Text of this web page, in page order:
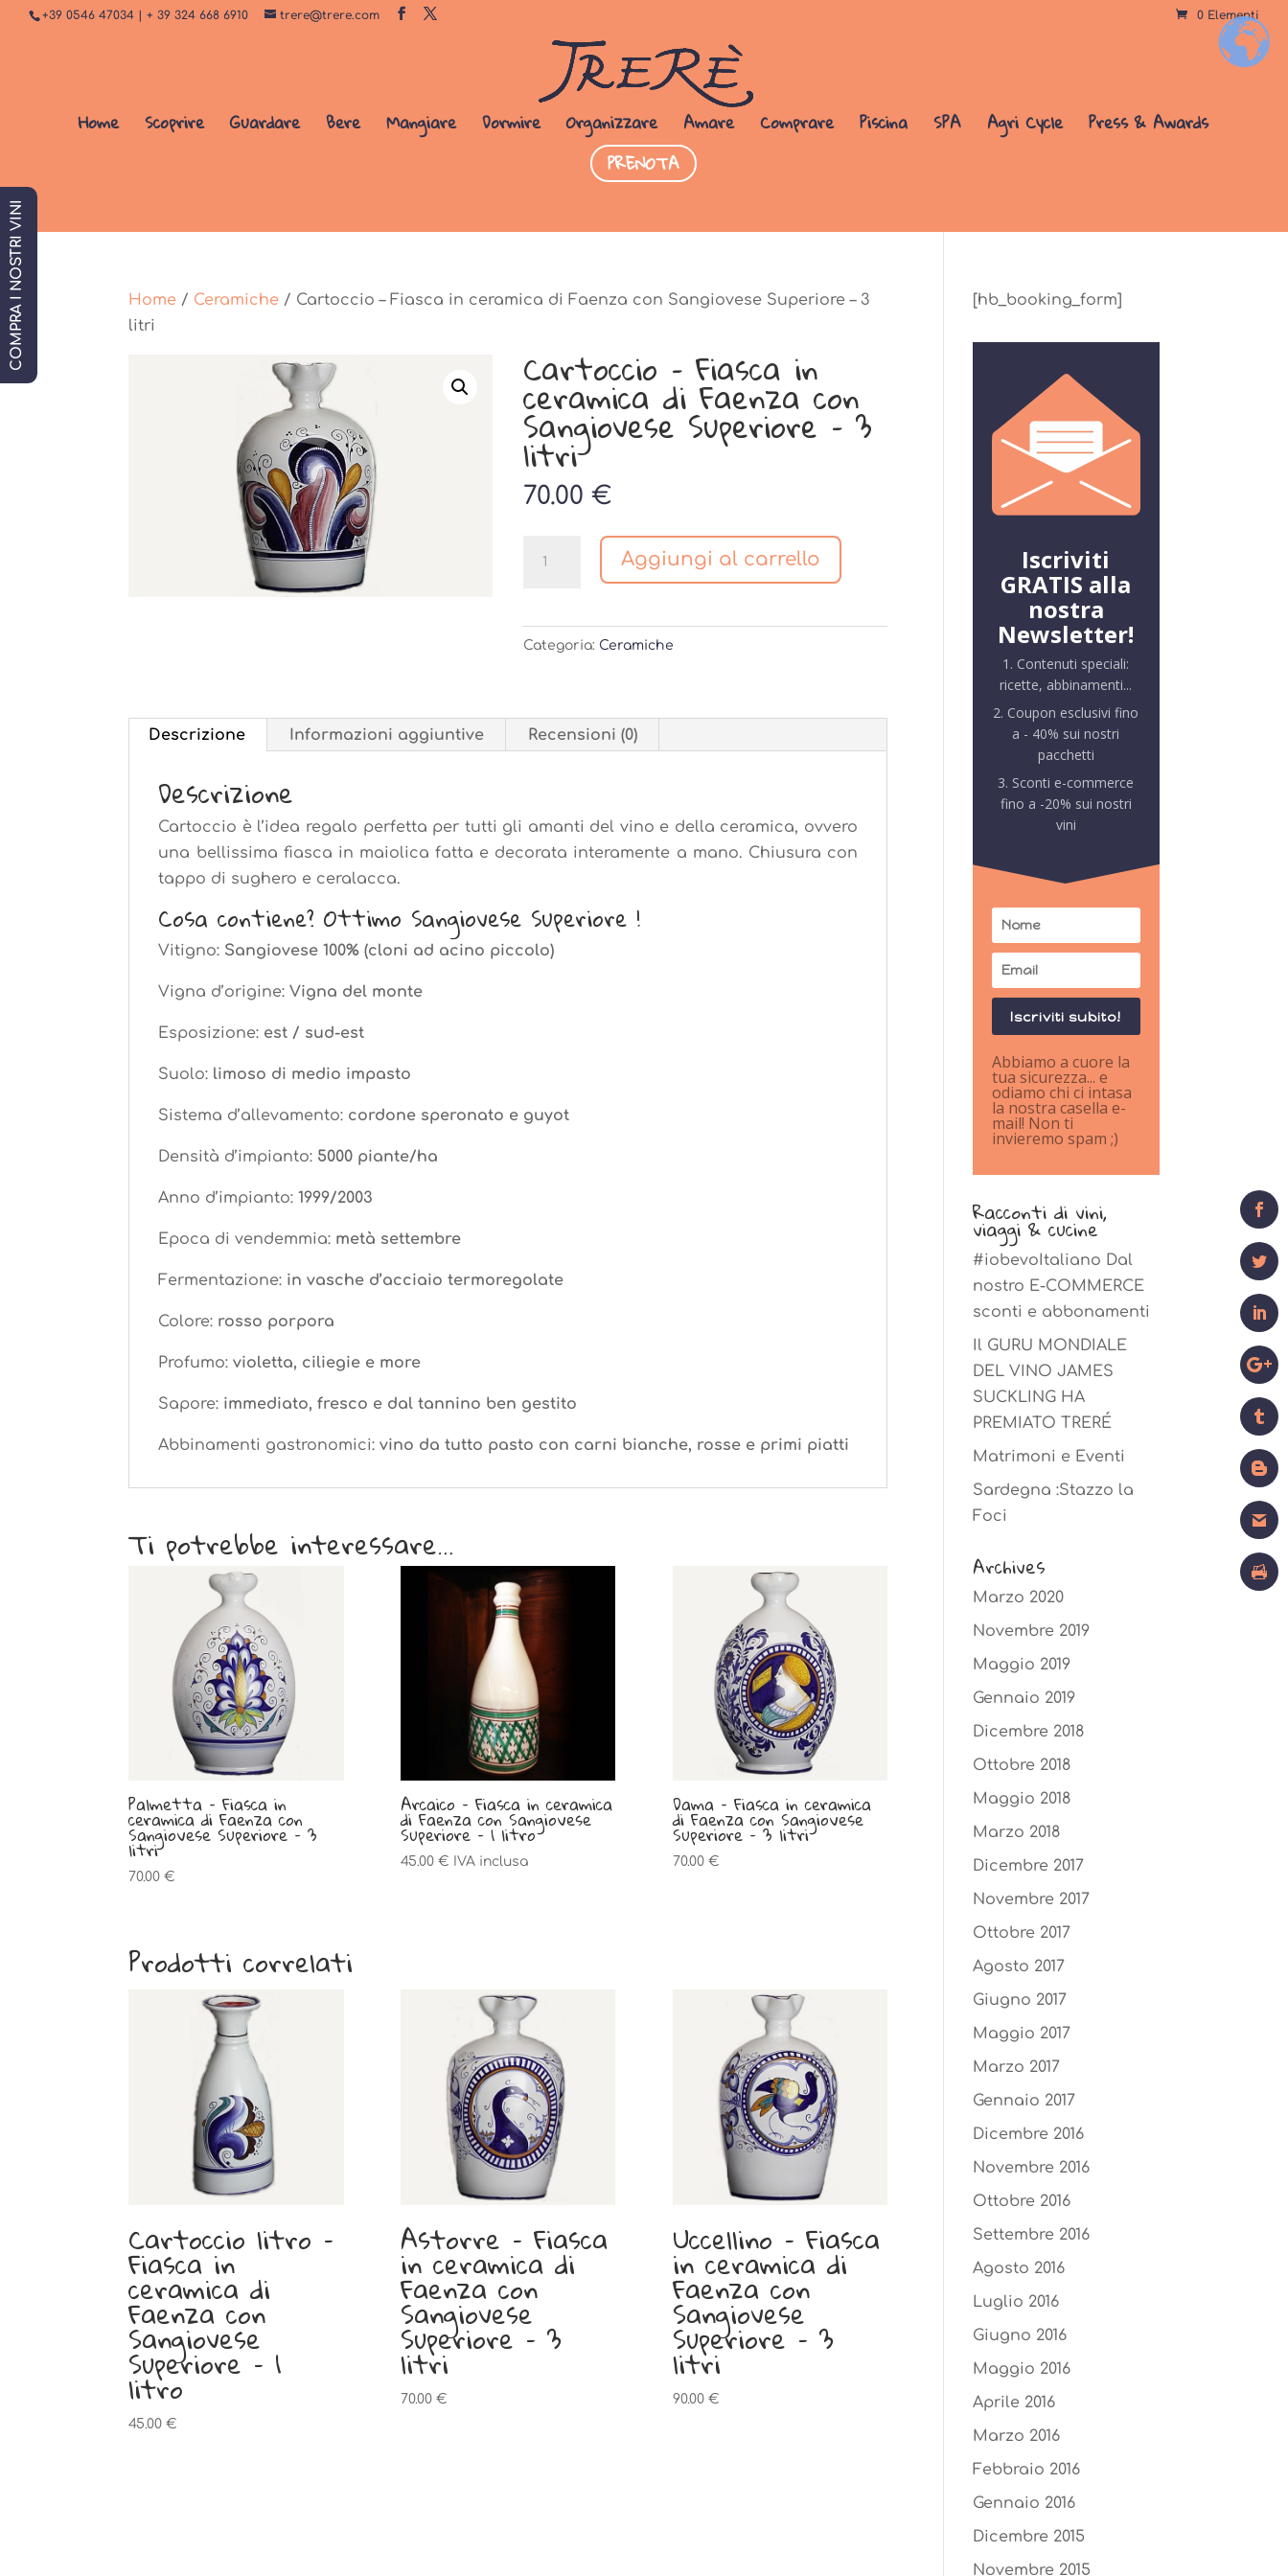
+39 0546 47034 | + 39 324 668 6910 trere@trere.com 0 Elementi
Home Scoprire Guardare Bere Mangiare Dormire Organizzare Amare Comprare Piscina SPA Agri Cycle
Press & Awards
PRENOTA
Home / Ceramiche / Cartoccio – Fiasca in ceramica di Faenza con Sangiovese Superiore – 3
litri
Cartoccio – Fiasca in
ceramica di Faenza con
Sangiovese Superiore – 3
litri
70.00€
Cartoccio
in
ceramica
con
Sangiovese
3
litri
Aggiungi al carrello
Categoria: Ceramiche
Descrizione Informazioni aggiuntive Recensioni (0)
Descrizione
Cartoccio è l’idea regalo perfetta per tutti gli amanti del vino e della ceramica, ovvero
una bellissima fiasca in maiolica fatta e decorata interamente a mano. Chiusura con
tappo di sughero e ceralacca.
Cosa contiene? Ottimo Sangiovese Superiore !
Vitigno: Sangiovese 100% (cloni ad acino piccolo)
Vigna d’origine: Vigna del monte
Esposizione: est / sud-est
Suolo: limoso di medio impasto
Sistema d’allevamento: cordone speronato e guyot
Densità d’impianto: 5000 piante/ha
Anno d’impianto:1999/2003
Epoca di vendemmia: metà settembre
Fermentazione: in vasche d’acciaio termoregolate
Colore: rosso porpora
Profumo: violetta, ciliegie e more
Sapore: immediato, fresco e dal tannino ben gestito
Abbinamenti gastronomici:vino da tutto pasto con carni bianche, rosse e primi piatti
Ti potrebbe interessare…
Palmetta – Fiasca in
ceramica di Faenza con
Sangiovese Superiore – 3
litri
70.00€
Arcaico – Fiasca in ceramica
di Faenza con Sangiovese
Superiore – 1 litro
45.00 € IVA inclusa
Dama – Fiasca in ceramica
di Faenza con Sangiovese
Superiore – 3 litri
70.00 €
Prodotti correlati
Cartoccio litro –
Fiasca in
ceramica di
Faenza con
Sangiovese
Superiore – 1
litro
45.00€
Astorre – Fiasca
in ceramica di
Faenza con
Sangiovese
Superiore – 3
litri
70.00 €
Uccellino – Fiasca
in ceramica di
Faenza con
Sangiovese
Superiore – 3
litri
90.00 €
[hb_booking_form]
Iscriviti
GRATIS alla
nostra
Newsletter!
1. Contenuti speciali:
ricette, abbinamenti...
2. Coupon esclusivi fino
a - 40% sui nostri
pacchetti
3. Sconti e-commerce
fino a -20% sui nostri
vini
Iscriviti subito!
Abbiamo a cuore la
tua sicurezza... e
odiamo chi ci intasa
la nostra casella e-
mail! Non ti
invieremo spam ;)
Racconti di vini,
viaggi & cucine
#iobevoItaliano Dal
nostro E-COMMERCE
sconti e abbonamenti
Il GURU MONDIALE
DEL VINO JAMES
SUCKLING HA
PREMIATO TRERÉ
Matrimoni e Eventi
Sardegna :Stazzo la
Foci
Archives
Marzo 2020
Novembre 2019
Maggio 2019
Gennaio 2019
Dicembre 2018
Ottobre 2018
Maggio 2018
Marzo 2018
Dicembre 2017
Novembre 2017
Ottobre 2017
Agosto 2017
Giugno 2017
Maggio 2017
Marzo 2017
Gennaio 2017
Dicembre 2016
Novembre 2016
Ottobre 2016
Settembre 2016
Agosto 2016
Luglio 2016
Giugno 2016
Maggio 2016
Aprile 2016
Marzo 2016
Febbraio 2016
Gennaio 2016
Dicembre 2015
Novembre 2015
+
COMPRA I NOSTRI VINI